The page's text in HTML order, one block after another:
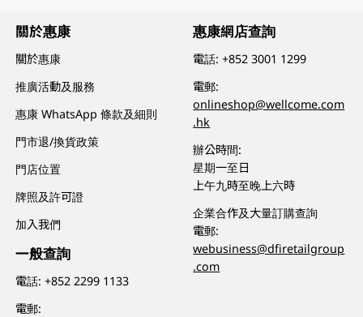
關於惠康
關於惠康
推廣活動及服務
惠康 WhatsApp 條款及細則
門市退/換貨政策
門店位置
牌照及許可證
加入我們
一般查詢
電話:+852 2299 1133
電郵:
惠康網店查詢
電話:+852 3001 1299
電郵:
onlineshop@wellcome.com
.hk
辦公時間:
星期一至日
上午九時至晚上六時
企業合作及大量訂購查詢
電郵:
webusiness@dfiretailgroup
.com